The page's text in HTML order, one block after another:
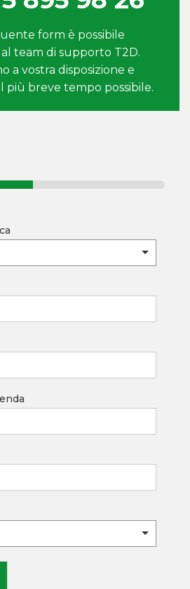
form è possibile
team di supporto T2D.
a vostra disposizione e
più breve tempo possibile.